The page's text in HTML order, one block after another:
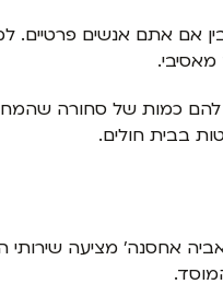
אם אתם אנשים פרטיים.
להם כמות של סחורה
בבית חולים.
אחסנה' מציעה שירותי